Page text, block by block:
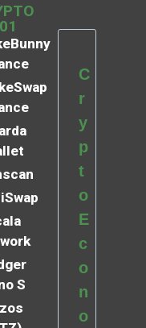
S
C
r
y
p
t
o
E
c
o
n
o